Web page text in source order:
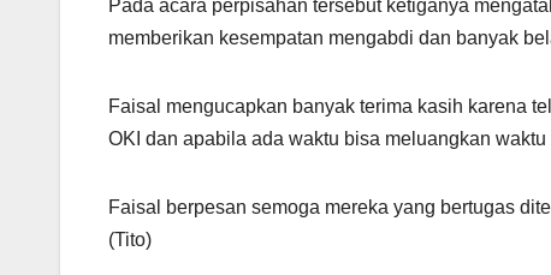
Pada acara perpisahan tersebut ketiganya
memberikan kesempatan mengabdi dan banyak
Faisal mengucapkan banyak terima kasih karena
OKI dan apabila ada waktu bisa meluangkan
Faisal berpesan semoga mereka yang bertugas
(Tito)